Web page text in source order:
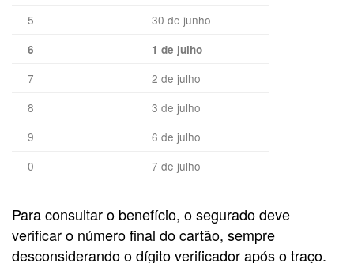
5
30 de junho
6 1 de julho
7
2 de julho
8
3 de julho
9
6 de julho
0
7 de julho
Para consultar o benefício, o segurado deve
verificar o número final do cartão, sempre
desconsiderando o dígito verificador após o traço.